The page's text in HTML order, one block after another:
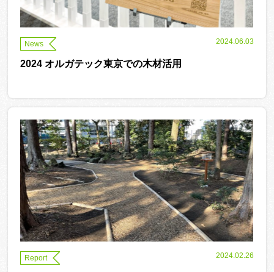
News 2024.06.03
2024 オルガテック東京での木材活用
Report 2024.02.26